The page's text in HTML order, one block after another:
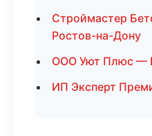
Строймастер
Ростов-на-Дону
ООО Уют Плюс —
ИП Эксперт